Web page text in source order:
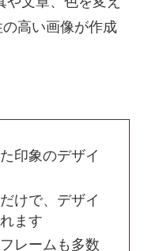
高い画像が作成
印象のデザイ
けで、デザイ
ます
レームも多数